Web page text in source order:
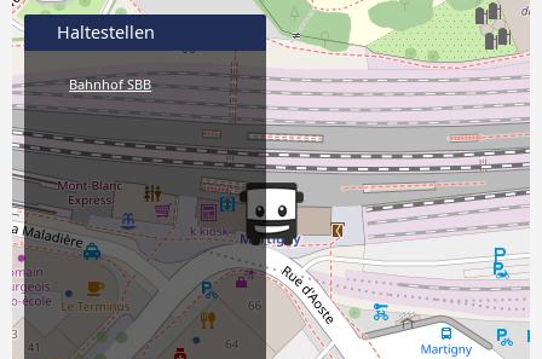
Haltestellen
Bahnhof SBB